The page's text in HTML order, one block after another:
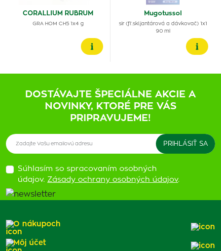
CORALLIUM RUBRUM
GRA HOM CH5 1x4 g
Mugotussol
sir (fľ.skl.jantárová a dávkovač) 1x1
90 ml
DOSTÁVAJTE ŠPECIÁLNE AKCIE A
NOVINKY, KTORÉ PRE VÁS
PRIPRAVUJEME!
Súhlasím so spracovaním osobných
údajov. Zásady ochrany osobných údajov.
O nákupoch
Môj účet